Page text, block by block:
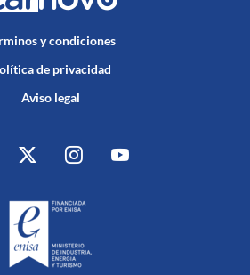
y condiciones
de privacidad
Aviso legal